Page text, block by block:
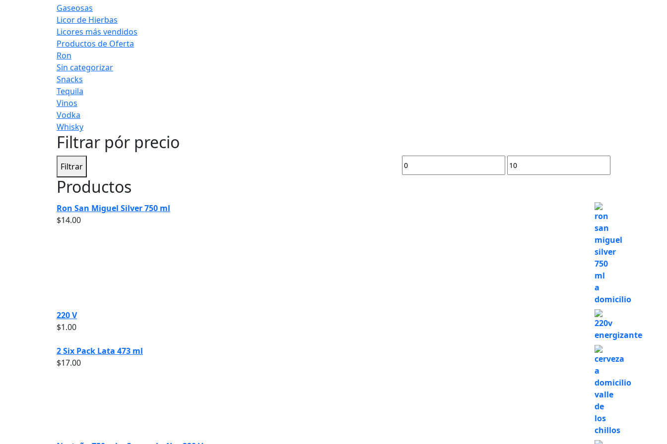
Gaseosas
Licor de Hierbas
Licores más vendidos
Productos de Oferta
Ron
Sin categorizar
Snacks
Tequila
Vinos
Vodka
Whisky
Filtrar pór precio
Filtrar
Productos
Ron San Miguel Silver 750 ml
$14.00
220 V
$1.00
2 Six Pack Lata 473 ml
$17.00